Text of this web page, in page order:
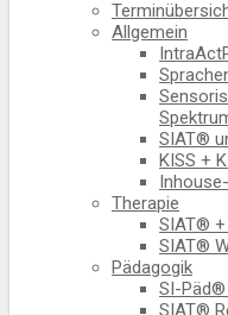
Allgemein
SIAT®
KISS +
Therapie
SIAT®
SIAT®
Pädagogik
SI-Päd®
SIAT®